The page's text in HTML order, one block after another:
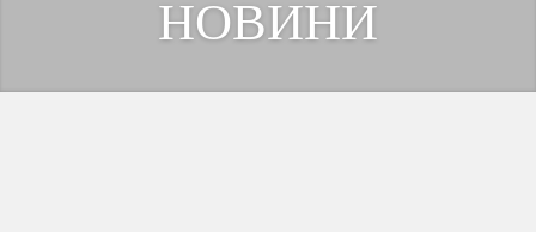
НОВИНИ